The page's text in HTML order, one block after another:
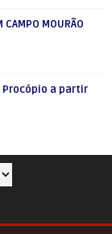
CAMPO MOURÃO
Procópio a partir